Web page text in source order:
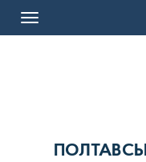
Toggle